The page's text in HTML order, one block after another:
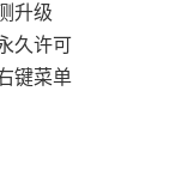
升级
久许可
键菜单